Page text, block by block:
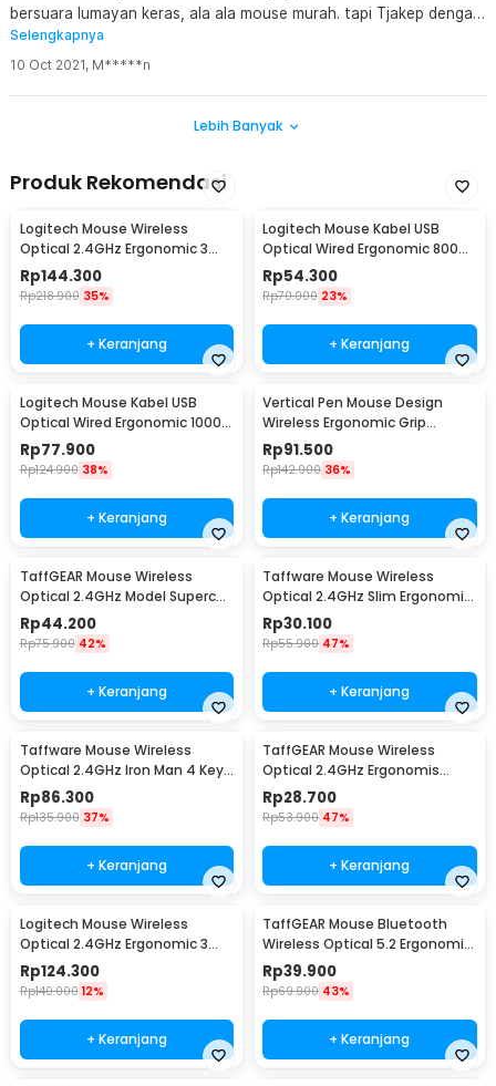
bersuara lumayan keras, ala ala mouse murah. tapi Tjakep dengan
harga murah
Selengkapnya
10 Oct 2021, M*****n
Lebih Banyak
Produk Rekomendasi
Logitech Mouse Wireless
Optical 2.4GHz Ergonomic 3
Key 1000DPI - M185
Rp144.300
Rp218.900 35%
+ Keranjang
Logitech Mouse Kabel USB
Optical Wired Ergonomic 800
DPI - B100
Rp54.300
Rp70.000 23%
+ Keranjang
Logitech Mouse Kabel USB
Optical Wired Ergonomic 1000
DPI - M100r
Rp77.900
Rp124.900 38%
+ Keranjang
Vertical Pen Mouse Design
Wireless Ergonomic Grip
2.4GHz 1600 DPI - PR-03
Rp91.500
Rp142.900 36%
+ Keranjang
TaffGEAR Mouse Wireless
Optical 2.4GHz Model Supercar
3 Key 1600DPI - CM0016
Rp44.200
Rp75.900 42%
+ Keranjang
Taffware Mouse Wireless
Optical 2.4GHz Slim Ergonomic
4 Key 1600DPI - Y810
Rp30.100
Rp55.900 47%
+ Keranjang
Taffware Mouse Wireless
Optical 2.4GHz Iron Man 4 Key
1600 DPI - M8
Rp86.300
Rp135.900 37%
+ Keranjang
TaffGEAR Mouse Wireless
Optical 2.4GHz Ergonomis
Portable 6Key 1600DPI - AA-01
Rp28.700
Rp53.900 47%
+ Keranjang
Logitech Mouse Wireless
Optical 2.4GHz Ergonomic 3
Key 1000DPI - M170
Rp124.300
Rp140.000 12%
+ Keranjang
TaffGEAR Mouse Bluetooth
Wireless Optical 5.2 Ergonomic
6 Key 1600DPI - PWM-601
Rp39.900
Rp69.900 43%
+ Keranjang